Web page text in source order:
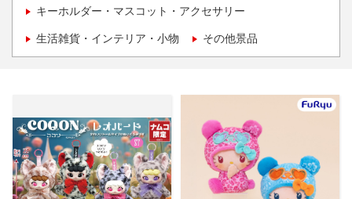
キーホルダー・マスコット・アクセサリー
生活雑貨・インテリア・小物 その他景品